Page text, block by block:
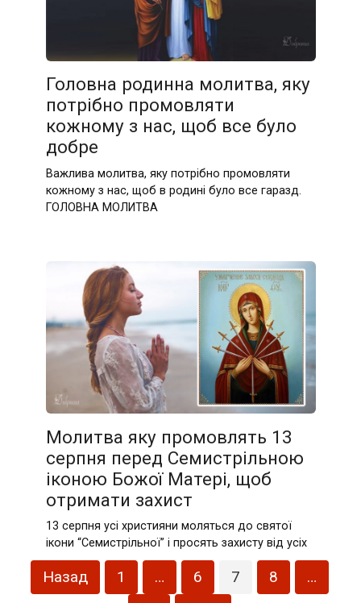
Головна родинна молитва, яку
потрібно промовляти
кожному з нас, щоб все було
добре
Важлива молитва, яку потрібно промовляти
кожному з нас, щоб в родині було все гаразд.
ГОЛОВНА МОЛИТВА
Молитва яку промовлять 13
серпня перед Семистрільною
іконою Божої Матері, щоб
отримати захист
13 серпня усі християни моляться до святої
ікони “Семистрільної” і просять захисту від усіх
Пагінація
записів
Назад 1 … 6 7 8
…